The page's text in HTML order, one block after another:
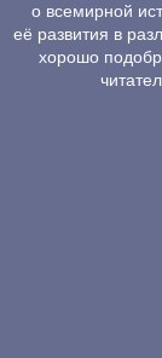
о всемирной
её развития в
хорошо